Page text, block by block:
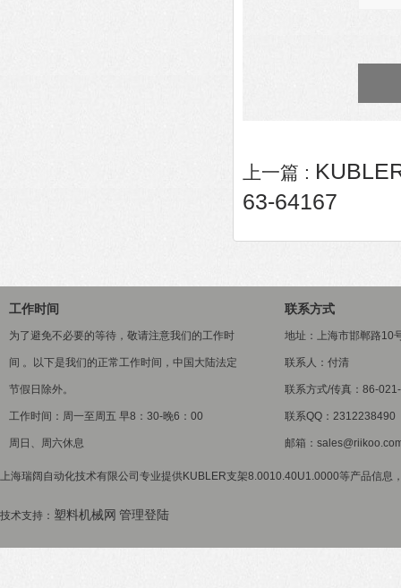
上一篇 :
63-64167
工作时间
为了避免不必要的等待，敬请注意我们的工作时
间 。以下是我们的正常工作时间，中国大陆法定
节假日除外。
工作时间：周一至周五 早8：30-晚6：00
周日、周六休息
联系方式
地址：上海市邯郸路10
联系人：付清
联系方式/传真：86-
联系QQ：2312238490
邮箱：
上海瑞阔自动化技术有限公司专业提供KUBLER支架8.0010.40U1.0000等产品信息
技术支持： 塑料机械网 管理登陆